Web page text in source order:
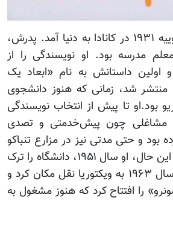
آلیس آن مونرو ۱۰ ژوییه ۱۹۳۱ در کانادا به دنیا آمد. پدرش،
مدرسه بود. او نویسندگی را از
اولین داستانش به نام «ابعاد یک
سایه» در سال ۱۹۵۰ منتشر شد، زمانی که هنوز دانشجوی
بود.او تا پیش از انتخاب نویسندگی
مشاغلی چون پیش‌خدمتی و تصدی
بود و حتی مدتی نیز در مزارع تنباکو
مشغول به کار بود. با این حال، او سال ۱۹۵۱، دانشگاه را ترک
کرد تا ازدواج کند. او سال ۱۹۶۳ به ویکتوریا نقل مکان کرد و
را افتتاح کرد که هنوز مشغول به